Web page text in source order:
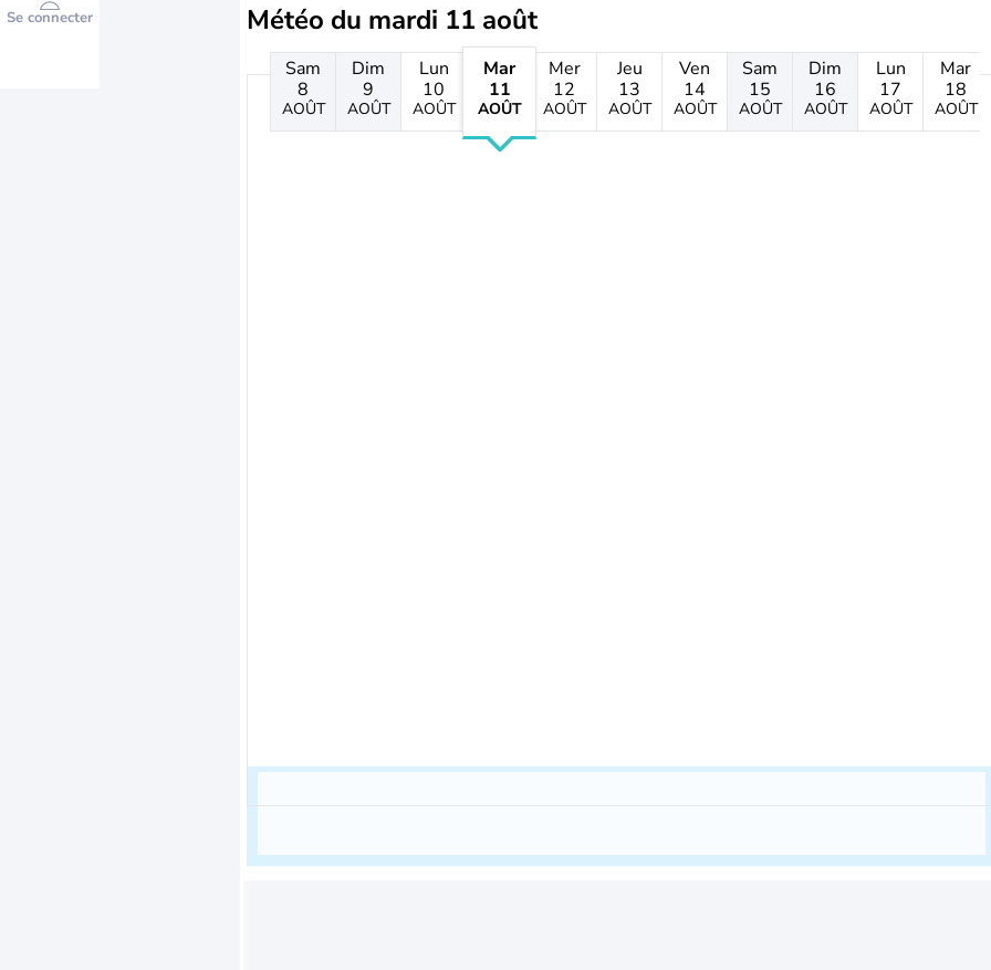
Se connecter Météo du mardi 11 août
Sam
8
AOÛT
Dim
9
AOÛT
Lun
10
AOÛT
Mar
11
AOÛT
Mer
12
AOÛT
Jeu
13
AOÛT
Ven
14
AOÛT
Sam
15
AOÛT
Dim
16
AOÛT
Lun
17
AOÛT
Mar
18
AOÛT